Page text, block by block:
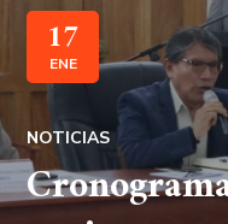
17
ENE
NOTICIAS